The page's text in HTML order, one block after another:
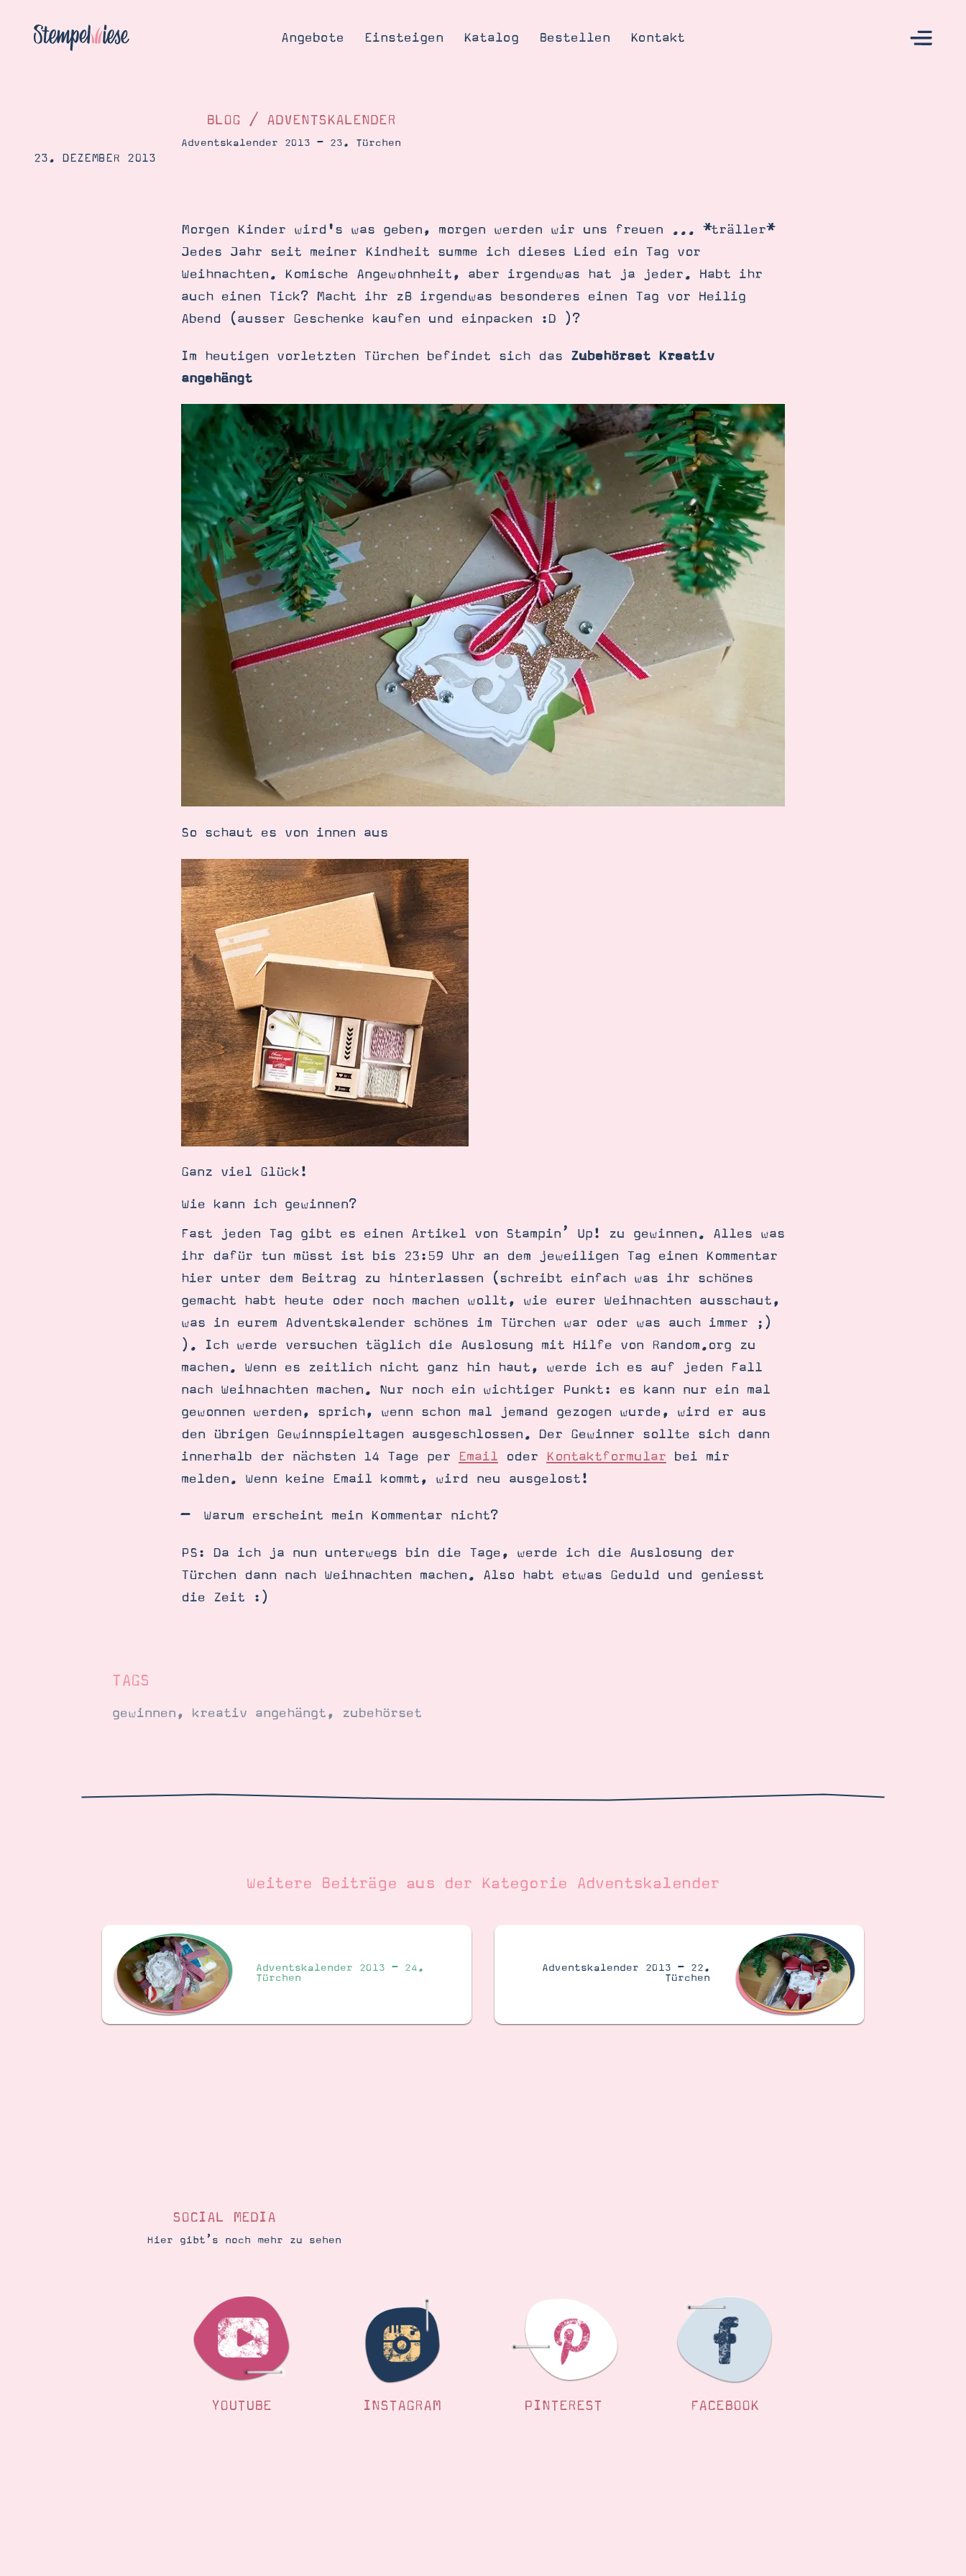
Angebote Einsteigen Katalog Bestellen Kontakt
Gutscheine
Produkte erklärt
Über mich
Über Stampin’ Up!
Datenschutz
SUCHE
BLOG / ADVENTSKALENDER
Adventskalender 2013 – 23. Türchen
23. DEZEMBER 2013
Morgen Kinder wird's was geben, morgen werden wir uns freuen ... *träller*
Jedes Jahr seit meiner Kindheit summe ich dieses Lied ein Tag vor
Weihnachten. Komische Angewohnheit, aber irgendwas hat ja jeder. Habt ihr
auch einen Tick? Macht ihr zB irgendwas besonderes einen Tag vor Heilig
Abend (ausser Geschenke kaufen und einpacken :D )?
Im heutigen vorletzten Türchen befindet sich das Zubehörset Kreativ
angehängt
So schaut es von innen aus
Ganz viel Glück!
Wie kann ich gewinnen?
Fast jeden Tag gibt es einen Artikel von Stampin’ Up! zu gewinnen. Alles was
ihr dafür tun müsst ist bis 23:59 Uhr an dem jeweiligen Tag einen Kommentar
hier unter dem Beitrag zu hinterlassen (schreibt einfach was ihr schönes
gemacht habt heute oder noch machen wollt, wie eurer Weihnachten ausschaut,
was in eurem Adventskalender schönes im Türchen war oder was auch immer ;)
). Ich werde versuchen täglich die Auslosung mit Hilfe von Random.org zu
machen. Wenn es zeitlich nicht ganz hin haut, werde ich es auf jeden Fall
nach Weihnachten machen. Nur noch ein wichtiger Punkt: es kann nur ein mal
gewonnen werden, sprich, wenn schon mal jemand gezogen wurde, wird er aus
den übrigen Gewinnspieltagen ausgeschlossen. Der Gewinner sollte sich dann
innerhalb der nächsten 14 Tage per Email oder Kontaktformular bei mir
melden. Wenn keine Email kommt, wird neu ausgelost!
Warum erscheint mein Kommentar nicht?
PS: Da ich ja nun unterwegs bin die Tage, werde ich die Auslosung der
Türchen dann nach Weihnachten machen. Also habt etwas Geduld und geniesst
die Zeit :)
TAGS
gewinnen, kreativ angehängt, zubehörset
Weitere Beiträge aus der Kategorie Adventskalender
Adventskalender 2013 – 24.
Türchen
Adventskalender 2013 – 22.
Türchen
SOCIAL MEDIA
Hier gibt’s noch mehr zu sehen
YOUTUBE INSTAGRAM PINTEREST FACEBOOK